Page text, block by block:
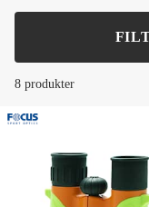
8 produkter